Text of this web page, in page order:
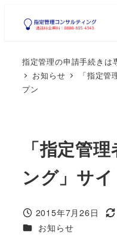
指定管理の申請手続きは
お知らせ
「指定
プン
「指定管
ング」サ
投稿日
2015年7月26日
更
カテゴリー
お知らせ